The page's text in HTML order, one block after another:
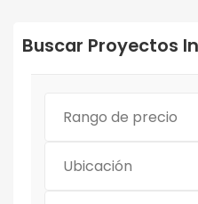
Buscar Proyectos
Rango de precio
Ubicación